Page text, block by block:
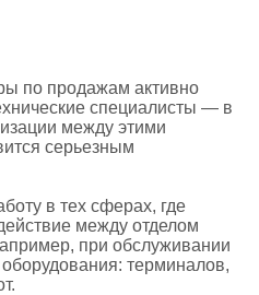
по продажам активно
специалисты — в
между этими
серьезным
в тех сферах, где
между отделом
при обслуживании
оборудования: терминалов,